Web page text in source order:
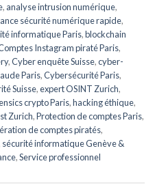
, analyse intrusion numérique,
sécurité numérique rapide,
informatique Paris,blockchain
Instagram piraté Paris,
,Cyber enquête Suisse,cyber-
Paris,Cybersécurité Paris,
Suisse,expert OSINT Zurich,
crypto Paris,hacking éthique,
Zurich,Protection de comptes Paris,
de comptes piratés,
sécurité informatique Genève &
,Service professionnel